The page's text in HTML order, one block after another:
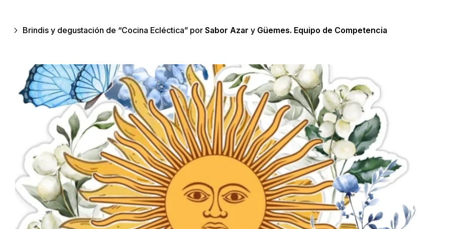
Brindis y degustación de “Cocina Ecléctica” por Sabor Azar y Güemes. Equipo de Competencia